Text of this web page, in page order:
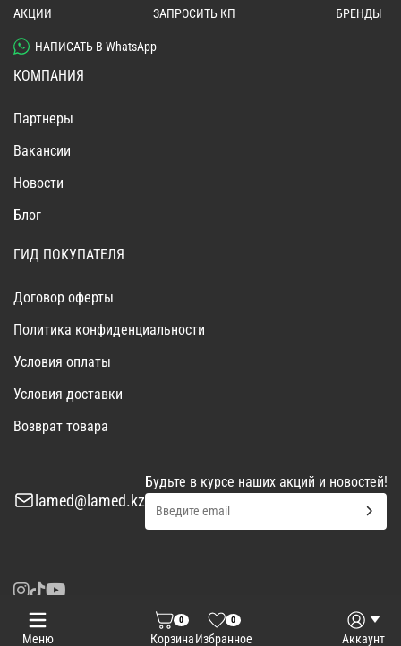
Меню
0
Корзина
0
Избранное Аккаунт
АКЦИИ ЗАПРОСИТЬ КП БРЕНДЫ
НАПИСАТЬ В WhatsApp
КОМПАНИЯ
Партнеры
Вакансии
Новости
Блог
ГИД ПОКУПАТЕЛЯ
Договор оферты
Политика конфиденциальности
Условия оплаты
Условия доставки
Возврат товара
lamed@lamed.kz
Будьте в курсе наших акций и новостей!